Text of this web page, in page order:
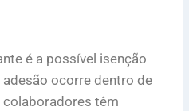
é a possível isenção
adesão ocorre dentro de
têm